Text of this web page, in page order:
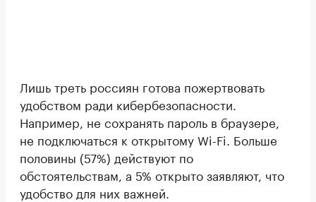
Лишь треть россиян готова пожертвовать
удобством ради кибербезопасности.
Например, не сохранять пароль в браузере,
не подключаться к открытому Wi-Fi. Больше
половины (57%) действуют по
обстоятельствам, а 5% открыто заявляют, что
удобство для них важней.